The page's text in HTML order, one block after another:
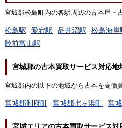
宮城郡松島町内の各駅周辺の古本屋・
松島駅 愛宕駅 品井沼駅 松島海岸
陸前富山駅
宮城郡の古本買取サービス対応地
宮城郡内の以下の地域から古本を高価
宮城郡利府町 宮城郡七ヶ浜町 宮